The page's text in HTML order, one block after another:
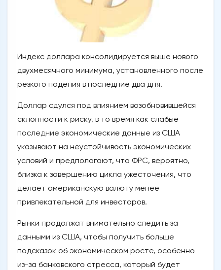
Индекс доллара консолидируется выше нового
двухмесячного минимума, установленного после
резкого падения в последние два дня.
Доллар сдулся под влиянием возобновившейся
склонности к риску, в то время как слабые
последние экономические данные из США
указывают на неустойчивость экономических
условий и предполагают, что ФРС, вероятно,
близка к завершению цикла ужесточения, что
делает американскую валюту менее
привлекательной для инвесторов.
Рынки продолжат внимательно следить за
данными из США, чтобы получить больше
подсказок об экономическом росте, особенно
из-за банковского стресса, который будет